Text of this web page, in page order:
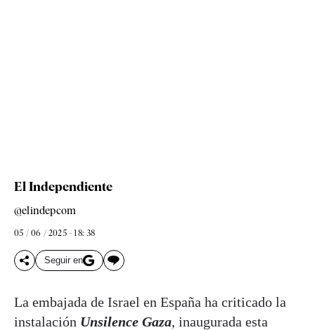
El Independiente
@elindepcom
05 / 06 / 2025 - 18: 38
Seguir en
La embajada de Israel en España ha criticado la
instalación Unsilence Gaza, inaugurada esta